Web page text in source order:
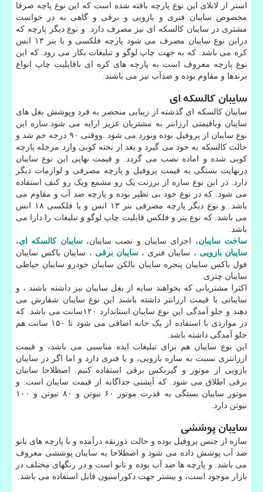
استر از لابلای این نوع پارچه بافته شده است که این نوع پاچه صرفا
مخصوص سایبان فنری و بازویی و برقی و گاهی به در خواست
مشتری در سایبان کالسکه ای نیز مصرف دارد. و نوع دیگر پارچه که
دراین نوع سایبان مصرف می شود پارچه فلکسی و یا بنر ۱۳ انس
کره می باشد. که به جهت چاپ لوگو و تبلیغات بکار می رود. که این
نوع پارچه معروف است به پارچه های کره ای باقابلیت چاپ انواع
برندها و مقاوم بوده و ضدآب نیز می باشند.
سایبان کالسکه ای
سایبان کالسکه ای گذشته از زیبایی منحصر به فرد وپوشش بغل های
سایبان وباقیمتی ارزانتر به مشتریان عزیز ارایه می شود.سازه این
نوع سایبان از پروفیل بوده ونورد می شود .ووقتی ۹۰ درجه خم شد و
حالت کالسکه به خود می گیرد و بعد از تخته کوبی وارد مرحله پارچه
کوبی شده و اماده نصب می گردد. و قیمت نهایی این نوع سایبان
درنهایت بستگی به قیمت پروفیل و پارچه مصرفی و لوازمات دیگر
دارد. در این نوع سازه از برزنت یک رو مشمع ویک رو کنف استفاده
می شود. که در نوع خود بی نظیر بوده و پارچه ضد آب و مقاوم می
باشد. و نوع دیگر پارچه مصرفی بنر ۱۳ انس و یا فلکسی ۱۸ انس
می باشد. که نوع بنر و فلکس قابلیت چاپ لوگو و تبلیغات را دارا می
باشد.
ساخت سایبان، اجرای سایبان و نصب سایبان،سایبان کالسکه ای،
سایبان بازویی ، سایبان فنری ،سایبان برقی ، سایبان باکس سایبان
فول باکس سایبان پنجره سایبان بالکن سایبان خودرو سایبان حیاطی
سایبان چتری
اکثرا مشتریانی که بخواهند سایه از بغل سایبان نیز داشته باشند ، و
سایبانی با قیمت ارزانتر داشته باشند این نوع سایبان شفارش می
دهند و جلو آمدگی این نوع سایبان.استاندارد ۱۲۰سانت می باشد. که
در مواردی با استفاده از یک خانه اضافی می شود تا ۱۵۰ سانت هم
جلو آمدگی داشته باشد.
این نوع سایبان هم برای تبلیغات ایده مناسبی می باشد، و قیمت
ارزانتری نسبت به سازه بازویی، و یا فنری دارد و اما اگر در سایبان
بازویی از موتور و گیربکس برقی استفاده کنیم. اصطلاحا سایبان
برقی اطلاق می شود. که آپشنی جداگانه از قیمت سایبان است. و
موتور سایبان بستگی به قدرت موتور ۶۰ نیوتن و ۸۰ نیوتن و ۱۰۰
نیوتن دارد.
سایبان پوششی
سازه از جنس پروفیل بوده و حالت ذوزنقه درآمده و با پارچه های نانو
ضد آب پوشش داده می شود و اصطلاحا به سایبان پوششی معروف
می باشد. و پارچه ها ضد آب بوده و نانو است و در رنگهای مختلف در
بازار موجود است، و بیشتر جهت دکوراسیون قابل استفاده می باشد.